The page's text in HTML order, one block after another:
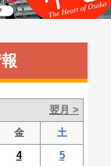
翌月 >
金
土
4
5